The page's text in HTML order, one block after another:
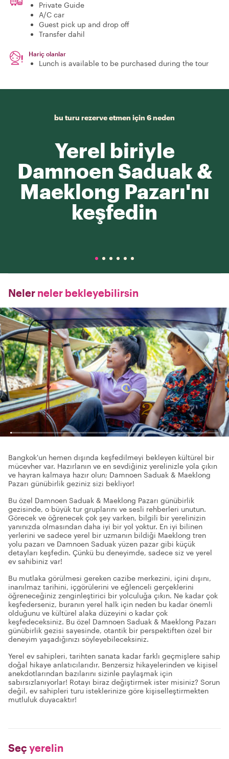
Private Guide
A/C car
Guest pick up and drop off
Transfer dahil
Hariç olanlar
Lunch is available to be purchased during the tour
bu turu rezerve etmen için 6 neden
Yerel biriyle
Damnoen Saduak &
Maeklong Pazarı'nı
keşfedin
Neler neler bekleyebilirsin
Bangkok'un hemen dışında keşfedilmeyi bekleyen kültürel bir
mücevher var. Hazırlanın ve en sevdiğiniz yerelinizle yola çıkın
ve hayran kalmaya hazır olun; Damnoen Saduak & Maeklong
Pazarı günübirlik geziniz sizi bekliyor!
Bu özel Damnoen Saduak & Maeklong Pazarı günübirlik
gezisinde, o büyük tur gruplarını ve sesli rehberleri unutun.
Görecek ve öğrenecek çok şey varken, bilgili bir yerelinizin
yanınızda olmasından daha iyi bir yol yoktur. En iyi bilinen
yerlerini ve sadece yerel bir uzmanın bildiği Maeklong tren
yolu pazarı ve Damnoen Saduak yüzen pazar gibi küçük
detayları keşfedin. Çünkü bu deneyimde, sadece siz ve yerel
ev sahibiniz var!
Bu mutlaka görülmesi gereken cazibe merkezini, içini dışını,
inanılmaz tarihini, içgörülerini ve eğlenceli gerçeklerini
öğreneceğiniz zenginleştirici bir yolculuğa çıkın. Ne kadar çok
keşfederseniz, buranın yerel halk için neden bu kadar önemli
olduğunu ve kültürel alaka düzeyini o kadar çok
keşfedeceksiniz. Bu özel Damnoen Saduak & Maeklong Pazarı
günübirlik gezisi sayesinde, otantik bir perspektiften özel bir
deneyim yaşadığınızı söyleyebileceksiniz.
Yerel ev sahipleri, tarihten sanata kadar farklı geçmişlere sahip
doğal hikaye anlatıcılarıdır. Benzersiz hikayelerinden ve kişisel
anekdotlarından bazılarını sizinle paylaşmak için
sabırsızlanıyorlar! Rotayı biraz değiştirmek ister misiniz? Sorun
değil, ev sahipleri turu isteklerinize göre kişiselleştirmekten
mutluluk duyacaktır!
Seç yerelin